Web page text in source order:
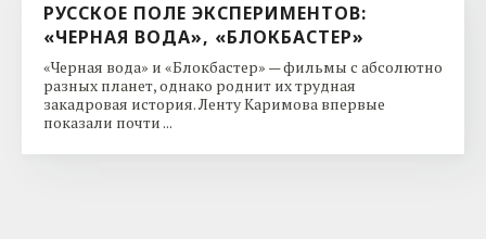
РУССКОЕ ПОЛЕ ЭКСПЕРИМЕНТОВ:
«ЧЕРНАЯ ВОДА», «БЛОКБАСТЕР»
«Черная вода» и «Блокбастер» — фильмы с абсолютно
разных планет, однако роднит их трудная
закадровая история. Ленту Каримова впервые
показали почти ...